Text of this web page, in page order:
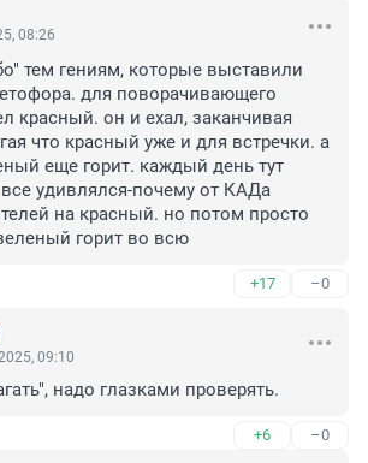
08:26
тем гениям, которые выставили
для поворачивающего
красный. он и ехал, заканчивая
что красный уже и для встречки. а
еще горит. каждый день тут
удивлялся-почему от КАДа
на красный. но потом просто
горит во всю
+17 –0
09:10
надо глазками проверять.
+6 –0